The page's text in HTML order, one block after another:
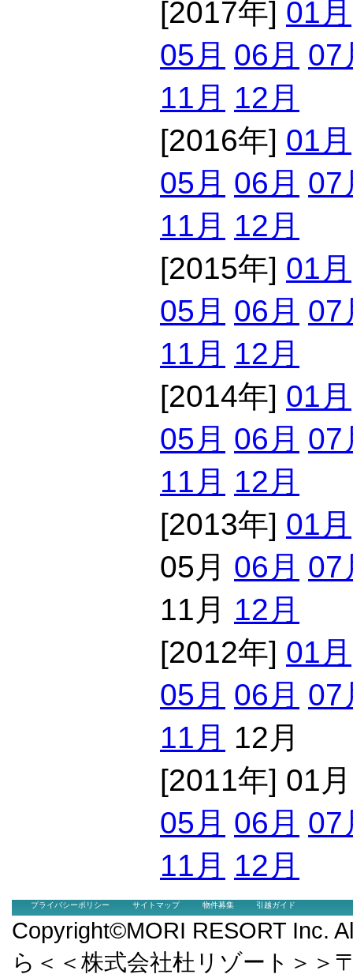
[2017年] 01月
05月 06月 07
11月 12月
[2016年] 01月
05月 06月 07
11月 12月
[2015年] 01月
05月 06月 07
11月 12月
[2014年] 01月
05月 06月 07
11月 12月
[2013年] 01月
05月 06月 07
11月 12月
[2012年] 01月
05月 06月 07
11月 12月
[2011年] 01
05月 06月 07
11月 12月
プライバシーポリシー サイトマップ 物件募集 引越ガイド
Copyright©MORI RESORT Inc.
ら＜＜株式会社杜リゾート＞＞